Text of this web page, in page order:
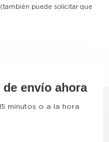
puede solicitar que
de envío ahora
minutos o a la hora